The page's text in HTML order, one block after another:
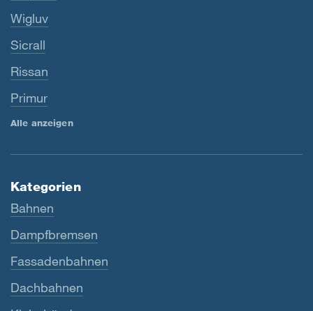
Wigluv
Sicrall
Rissan
Primur
Alle anzeigen
Kategorien
Bahnen
Dampfbremsen
Fassadenbahnen
Dachbahnen